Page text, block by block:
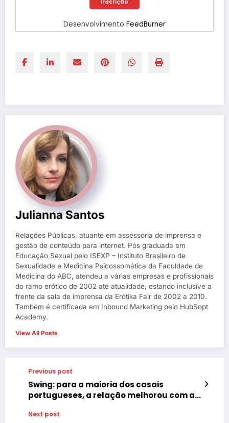
Desenvolvimento FeedBurner
Julianna Santos
Relações Públicas, atuante em assessoria de imprensa e
gestão de conteúdo para internet. Pós graduada em
Educação Sexual pelo ISEXP – Instituto Brasileiro de
Sexualidade e Medicina Psicossomática da Faculdade de
Medicina do ABC, atendeu a várias empresas e profissionais
do ramo erótico de 2002 até atualidade, estando inclusive a
frente da sala de imprensa da Erótika Fair de 2002 a 2010.
Também é certificada em Inbound Marketing pelo HubSopt
Academy.
View All Posts
Previous post
Swing: para a maioria dos casais
portugueses, a relação melhorou com a
Next post